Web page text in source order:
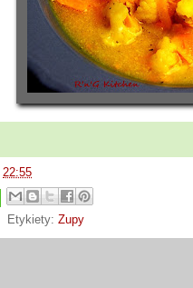
22:55
Etykiety: Zupy